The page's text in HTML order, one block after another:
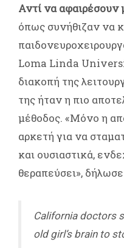
Αντί να αφαιρέσουν
όπως συνήθιζαν να
Loma Linda
διακοπή της
της ήταν η πιο
μέθοδος. «Μόνο η
αρκετή για να
και ουσιαστικά,
θεραπεύσει»,
California doctors
old girl’s brain to